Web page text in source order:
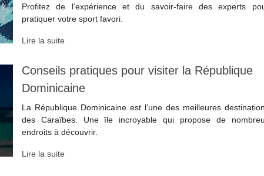
Profitez de l’expérience et du savoir-faire des experts
pratiquer votre sport favori.
Lire la suite
Conseils pratiques pour visiter la République
Dominicaine
La République Dominicaine est l’une des meilleures
des Caraïbes. Une île incroyable qui propose de
endroits à découvrir.
Lire la suite